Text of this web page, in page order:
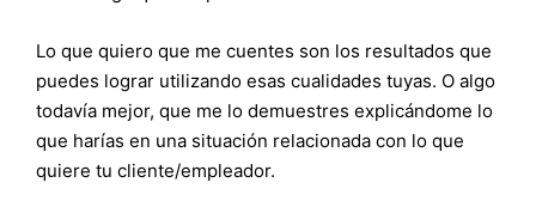
Lo que quiero que me cuentes son los resultados que
puedes lograr utilizando esas cualidades tuyas. O algo
todavía mejor, que me lo demuestres explicándome lo
que harías en una situación relacionada con lo que
quiere tu cliente/empleador.